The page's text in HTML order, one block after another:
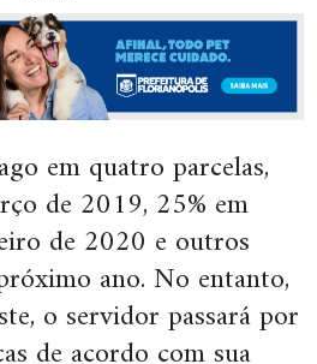
em quatro parcelas,
de 2019, 25% em
de 2020 e outros
ano. No entanto,
o servidor passará por